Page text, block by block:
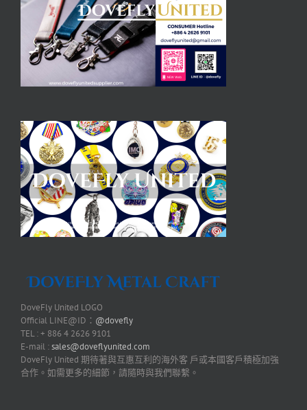
DoveFly United LOGO
Official LINE@ID： @dovefly
TEL : + 886 4 2626 9101
E-mail :sales@doveflyunited.com
DoveFly United 期待著與互惠互利的海外客 戶或本國客戶積極加強
合作。如需更多的細節，請隨時與我們聯繫。